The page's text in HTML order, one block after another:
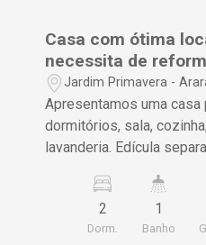
Casa com ótima
necessita de
Jardim Primavera -
Apresentamos uma casa
dormitórios, sala,
lavanderia. Edícula
Localização central,
escolas, serviços e
contato e agende uma
2
Dorm.
1
Banho